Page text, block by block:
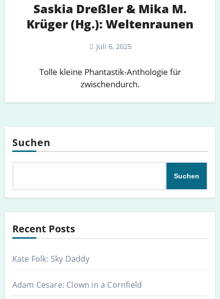
Saskia Dreßler & Mika M.
Krüger (Hg.): Weltenraunen
Juli 6, 2025
Tolle kleine Phantastik-Anthologie für
zwischendurch.
Suchen
Suchen
Recent Posts
Kate Folk: Sky Daddy
Adam Cesare: Clown in a Cornfield